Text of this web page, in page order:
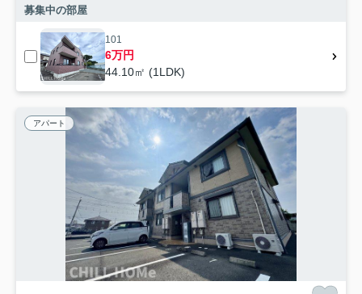
募集中の部屋
101
6万円
44.10㎡ (1LDK)
アパート